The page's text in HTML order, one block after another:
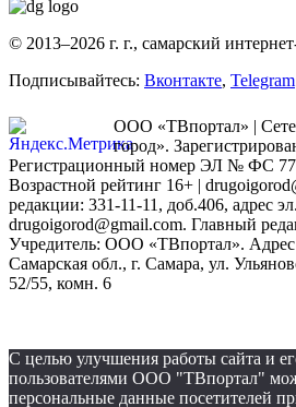
© 2013–2026 г. г., самарский
Подписывайтесь: Вконтакте, Telegram
ООО «ТВпортал» |
город».
Регистрационный номер ЭЛ № ФС 77
Возрастной рейтинг 16+ |
редакции: 331-11-11, доб.406, адрес
drugoigorod@gmail.com. Главный
Учредитель: ООО «ТВпортал». Адрес
Самарская обл., г. Самара, ул.
52/55, комн. 6
С целью улучшения работы сайта и
пользователями ООО "ТВпортал"
персональные данные посетителей